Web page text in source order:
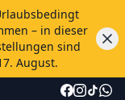
– in dieser
sind
August.